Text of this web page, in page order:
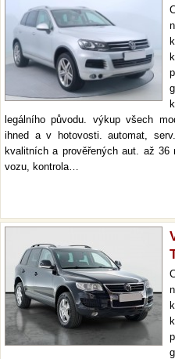
legálního původu. výkup všech
ihned a v hotovosti. automat,
kvalitních a prověřených aut. až
vozu, kontrola…